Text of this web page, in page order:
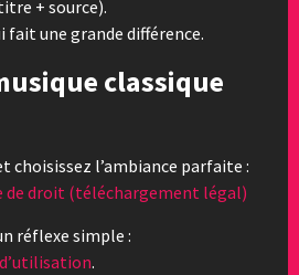
+ source).
fait une grande différence.
classique
choisissez l’ambiance parfaite :
de droit (téléchargement légal)
réflexe simple :
.